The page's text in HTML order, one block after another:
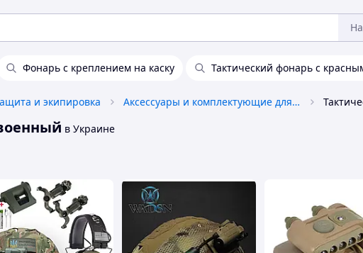
Фонарь с креплением на каску Тактический фонарь с
и экипировка Аксессуары и комплектующие для касок и бронежилетов
в Украине